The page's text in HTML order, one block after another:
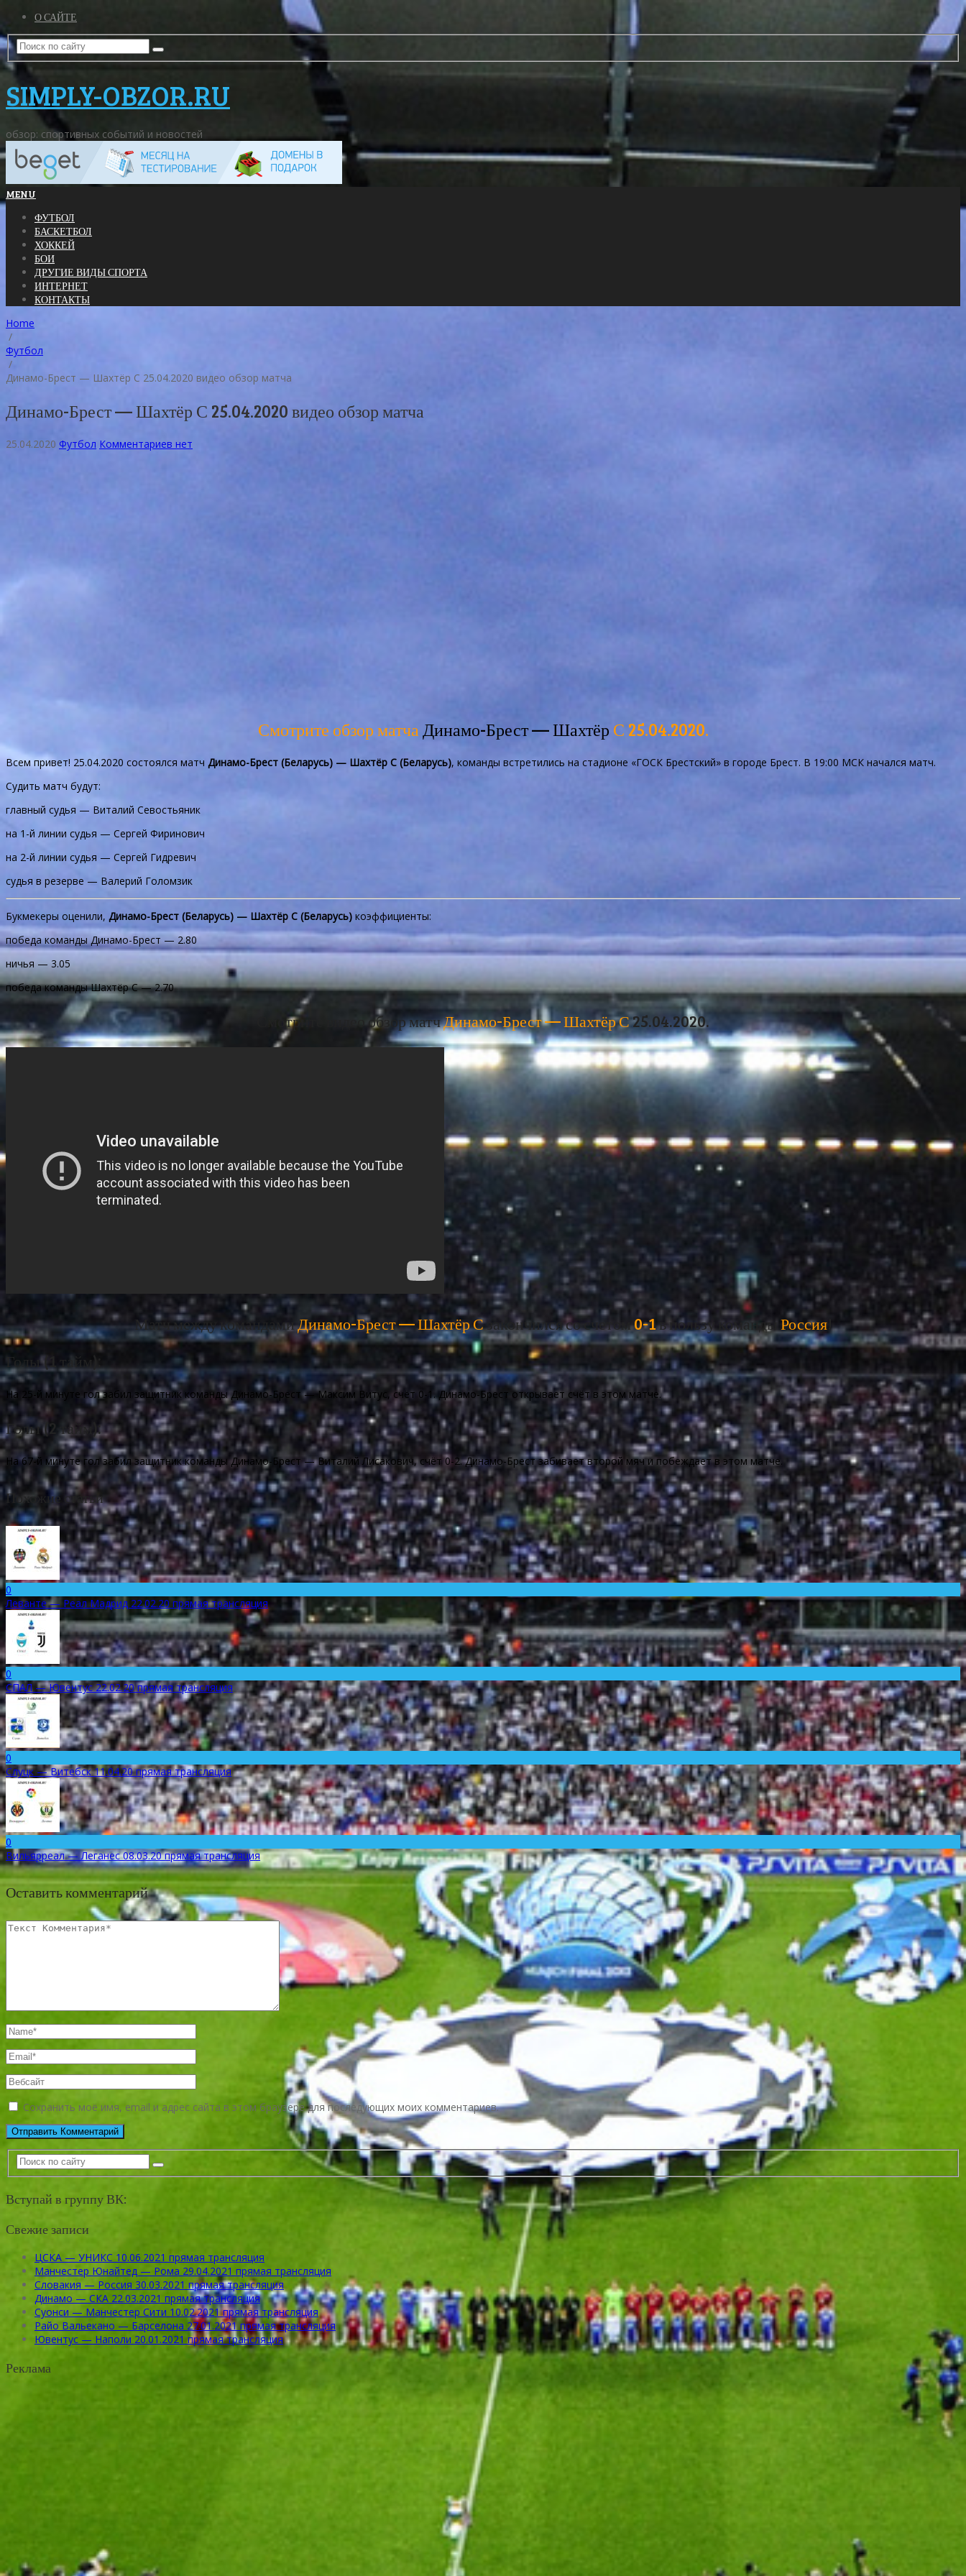
О САЙТЕ
SIMPLY-OBZOR.RU
обзор: спортивных событий и новостей
MENU
ФУТБОЛ
БАСКЕТБОЛ
ХОККЕЙ
БОИ
ДРУГИЕ ВИДЫ СПОРТА
ИНТЕРНЕТ
КОНТАКТЫ
Home
/
Футбол
/
Динамо-Брест — Шахтёр С 25.04.2020 видео обзор матча
Динамо-Брест — Шахтёр С 25.04.2020 видео обзор матча
25.04.2020 Футбол Комментариев нет
Смотрите обзор матчаДинамо-Брест — Шахтёр С 25.04.2020.
Всем привет! 25.04.2020 состоялся матч Динамо-Брест (Беларусь) — Шахтёр С (Беларусь), команды встретились на стадионе «ГОСК Брестский» в городе Брест. В 19:00 МСК начался матч.
Судить матч будут:
главный судья — Виталий Севостьяник
на 1-й линии судья — Сергей Фиринович
на 2-й линии судья — Сергей Гидревич
судья в резерве — Валерий Голомзик
Букмекеры оценили, Динамо-Брест (Беларусь) — Шахтёр С (Беларусь) коэффициенты:
победа команды Динамо-Брест — 2.80
ничья — 3.05
победа команды Шахтёр С — 2.70
Смотрите видео обзор матчДинамо-Брест — Шахтёр С25.04.2020.
Матч между командамиДинамо-Брест — Шахтёр Сзакончился со счетом0-1в пользу командыРоссия!
Голы (1 тайм):
На 25-й минуте гол забил защитник команды Динамо-Брест — Максим Витус, счёт 0-1. Динамо-Брест открывает счёт в этом матче.
Голы (2 тайм):
На 67-й минуте гол забил защитник команды Динамо-Брест — Виталий Лисакович, счёт 0-2. Динамо-Брест забивает второй мяч и побеждает в этом матче.
Похожие статьи
0
Леванте — Реал Мадрид 22.02.20 прямая трансляция
0
СПАЛ — Ювентус 22.02.20 прямая трансляция
0
Слуцк — Витебск 11.04.20 прямая трансляция
0
Вильярреал — Леганес 08.03.20 прямая трансляция
Оставить комментарий
Сохранить моё имя, email и адрес сайта в этом браузере для последующих моих комментариев.
Вступай в группу ВК:
Свежие записи
ЦСКА — УНИКС 10.06.2021 прямая трансляция
Манчестер Юнайтед — Рома 29.04.2021 прямая трансляция
Словакия — Россия 30.03.2021 прямая трансляция
Динамо — СКА 22.03.2021 прямая трансляция
Суонси — Манчестер Сити 10.02.2021 прямая трансляция
Райо Вальекано — Барселона 27.01.2021 прямая трансляция
Ювентус — Наполи 20.01.2021 прямая трансляция
Реклама